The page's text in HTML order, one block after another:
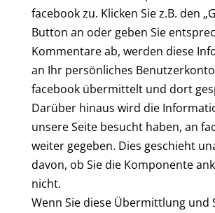
facebook zu. Klicken Sie z.B. den
Button an oder geben Sie
Kommentare ab, werden diese
an Ihr persönliches
facebook übermittelt und dort
Darüber hinaus wird die
unsere Seite besucht haben, an
weiter gegeben. Dies geschieht
davon, ob Sie die Komponente
nicht.
Wenn Sie diese Übermittlung und